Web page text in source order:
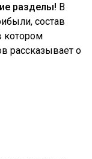
разделы! В
состав
котором
рассказывает о